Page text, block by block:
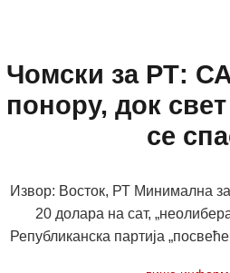
Чомски за РТ:
понору, док
се
Извор: Восток, РТ Минимална
20 долара на сат,
Републиканска партија